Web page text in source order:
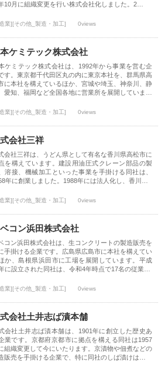
10月に組織変更を行い株式会社化しました。2…
業][その他_製造・加工] 0views
本ケミテック株式会社
ケミテック株式会社は、1992年から事業を営む企
す。東京都千代田区丸の内に東京本社を、群馬県高
に本社を構えているほか、宮城や埼玉、神奈川、静
愛知、福岡など全国各地に営業所を展開していま…
業][その他_製造・加工] 0views
会社三祥
会社三祥は、うどん県として有名な香川県高松市に
を構えています。建設用油圧式クレーン部品の製
溶接、機械加工といった事業を手掛ける同社は、
年に創業しました。1988年には法人化し、香川…
業][その他_製造・加工] 0views
コン浜田株式会社
コン浜田株式会社は、生コンクリートの製造販売を
手掛ける企業です。広島県広島市に本社を構えてい
か、島根県浜田市に工場を展開しています。平成
に設立された同社は、令和4年時点で17名の従業…
業][その他_製造・加工] 0views
会社土井志ば漬本舗
会社土井志ば漬本舗は、1901年に創立した歴史あ
業です。京都府京都市に拠点を構える同社は1957
組織変更して今にいたります。京漬物や佃煮などの
販売を手掛ける企業で、特に同社のしば漬けは…